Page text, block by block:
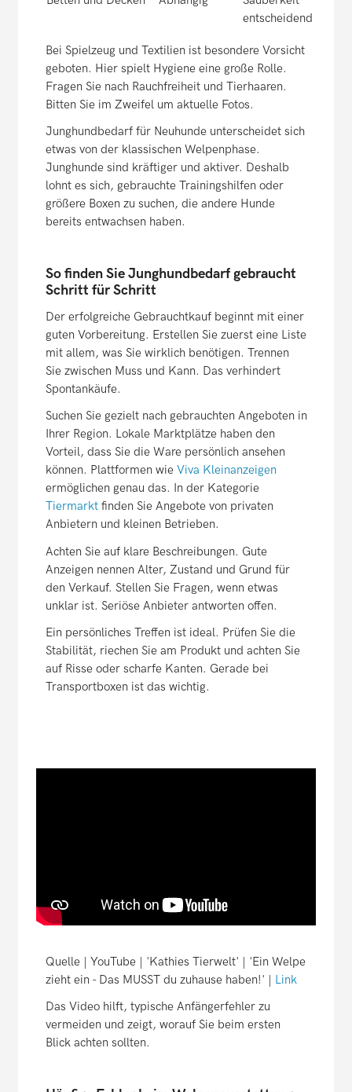
entscheidend
Bei Spielzeug und Textilien ist besondere Vorsicht
geboten. Hier spielt Hygiene eine große Rolle.
Fragen Sie nach Rauchfreiheit und Tierhaaren.
Bitten Sie im Zweifel um aktuelle Fotos.
Junghundbedarf für Neuhunde unterscheidet sich
etwas von der klassischen Welpenphase.
Junghunde sind kräftiger und aktiver. Deshalb
lohnt es sich, gebrauchte Trainingshilfen oder
größere Boxen zu suchen, die andere Hunde
bereits entwachsen haben.
So finden Sie Junghundbedarf gebraucht
Schritt für Schritt
Der erfolgreiche Gebrauchtkauf beginnt mit einer
guten Vorbereitung. Erstellen Sie zuerst eine Liste
mit allem, was Sie wirklich benötigen. Trennen
Sie zwischen Muss und Kann. Das verhindert
Spontankäufe.
Suchen Sie gezielt nach gebrauchten Angeboten in
Ihrer Region. Lokale Marktplätze haben den
Vorteil, dass Sie die Ware persönlich ansehen
können. Plattformen wie Viva Kleinanzeigen
ermöglichen genau das. In der Kategorie
Tiermarktfinden Sie Angebote von privaten
Anbietern und kleinen Betrieben.
Achten Sie auf klare Beschreibungen. Gute
Anzeigen nennen Alter, Zustand und Grund für
den Verkauf. Stellen Sie Fragen, wenn etwas
unklar ist. Seriöse Anbieter antworten offen.
Ein persönliches Treffen ist ideal. Prüfen Sie die
Stabilität, riechen Sie am Produkt und achten Sie
auf Risse oder scharfe Kanten. Gerade bei
Transportboxen ist das wichtig.
Quelle | YouTube | 'Kathies Tierwelt' | 'Ein Welpe
zieht ein - Das MUSST du zuhause haben!' | Link
Das Video hilft, typische Anfängerfehler zu
vermeiden und zeigt, worauf Sie beim ersten
Blick achten sollten.